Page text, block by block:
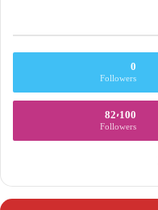
0
Followers
82٬100
Followers